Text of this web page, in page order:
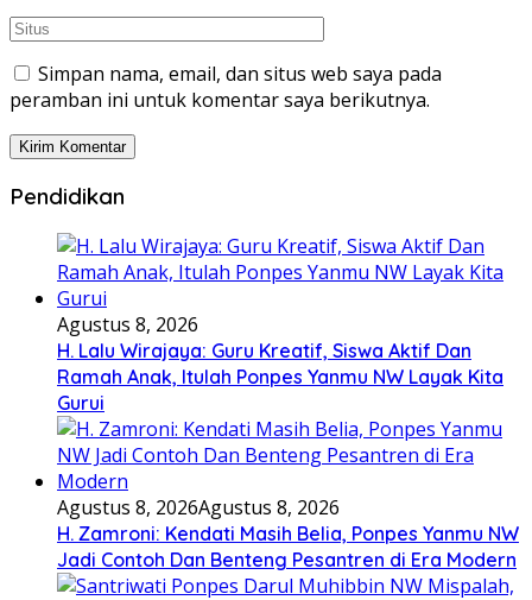
Simpan nama, email, dan situs web saya pada
peramban ini untuk komentar saya berikutnya.
Pendidikan
Agustus 8, 2026
H. Lalu Wirajaya: Guru Kreatif, Siswa Aktif Dan
Ramah Anak, Itulah Ponpes Yanmu NW Layak Kita
Gurui
Agustus 8, 2026Agustus 8, 2026
H. Zamroni: Kendati Masih Belia, Ponpes Yanmu NW
Jadi Contoh Dan Benteng Pesantren di Era Modern